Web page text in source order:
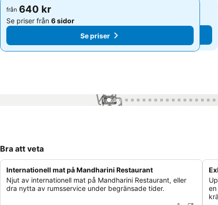
från 640 kr
Se priser från 6 sidor
Se priser
från 640 kr
Se priser från 6 sidor
Se priser
1 / 52
Bra att veta
Internationell mat på Mandharini Restaurant
Njut av internationell mat på Mandharini Restaurant, eller
dra nytta av rumsservice under begränsade tider.